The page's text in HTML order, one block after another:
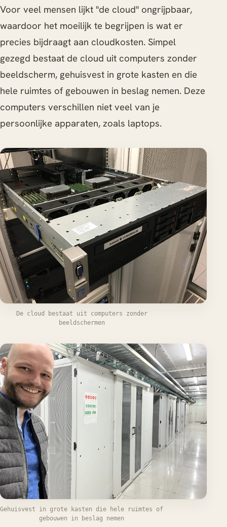
Voor veel mensen lijkt "de cloud" ongrijpbaar,
waardoor het moeilijk te begrijpen is wat er
precies bijdraagt aan cloudkosten. Simpel
gezegd bestaat de cloud uit computers zonder
beeldscherm, gehuisvest in grote kasten en die
hele ruimtes of gebouwen in beslag nemen. Deze
computers verschillen niet veel van je
persoonlijke apparaten, zoals laptops.
De cloud bestaat uit computers zonder
beeldschermen
Gehuisvest in grote kasten die hele ruimtes of
gebouwen in beslag nemen